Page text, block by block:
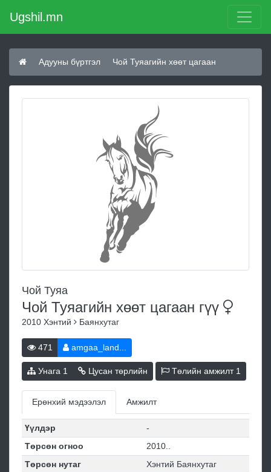
Ugshil.mn
Адууны бүртгэл Чой Туяагийн хөөт цагаан
Чой Туяа
Чой Туяагийн хөөт цагаан гүү
2010 Хэнтий Баянхутаг
471 amgaa_land...
Унага 1 Цусан төрлийн Төлийн амжилт 1
Ерөнхий мэдээлэл Амжилт
Үүлдэр
-
Төрсөн огноо
2010..
Төрсөн нутаг
Хэнтий Баянхутаг